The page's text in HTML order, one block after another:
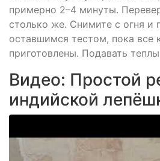
примерно 2–4 минуты.
столько же. Снимите с огня и
оставшимся тестом, пока все
приготовлены. Подавать
Видео: Простой
индийской